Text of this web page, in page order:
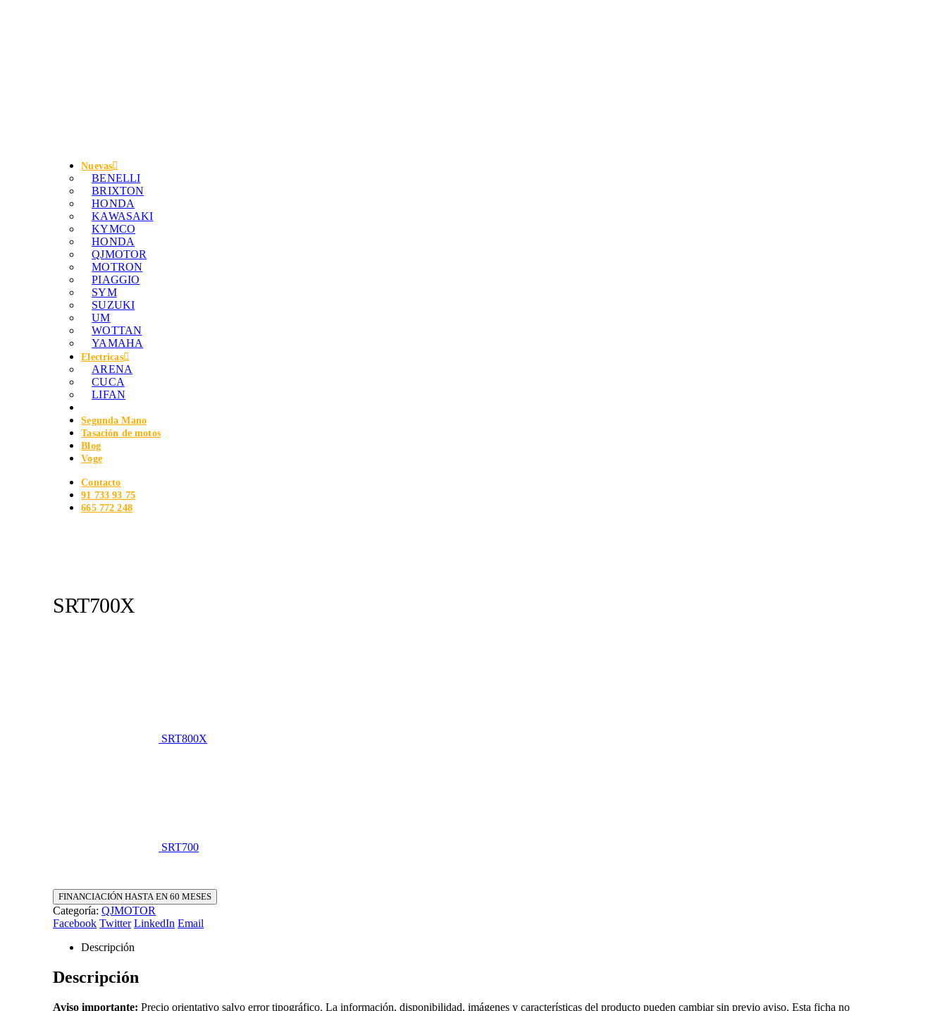
Nuevas
BENELLI
BRIXTON
HONDA
KAWASAKI
KYMCO
HONDA
QJMOTOR
MOTRON
PIAGGIO
SYM
SUZUKI
UM
WOTTAN
YAMAHA
Electricas
ARENA
CUCA
LIFAN
Segunda Mano
Tasación de motos
Blog
Voge
Contacto
91 733 93 75
665 772 248
SRT700X
SRT800X
SRT700
FINANCIACIÓN HASTA EN 60 MESES
Categoría:QJMOTOR
Facebook Twitter LinkedIn Email
Descripción
Descripción
Aviso importante: Precio orientativo salvo error tipográfico. La información, disponibilidad, imágenes y características del producto pueden cambiar sin previo aviso. Esta ficha no